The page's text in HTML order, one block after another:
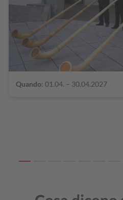
Quando: 01.04. – 30.04.2027